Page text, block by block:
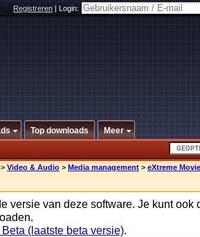
Registreren|Login:
Top downloads Meer
> Video & Audio > Media management > eXtreme
versie van deze software. Je kunt ook
(laatste beta versie).